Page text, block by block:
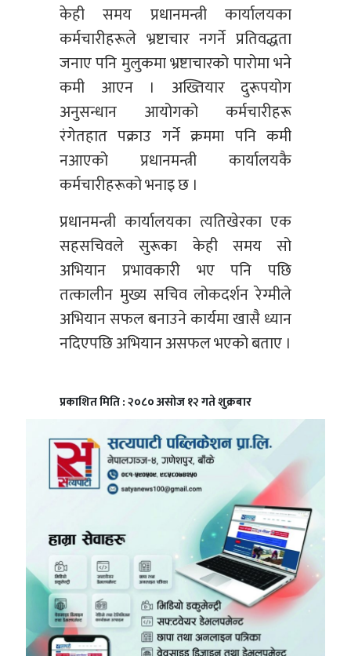
केही समय प्रधानमन्त्री कार्यालयका
कर्मचारीहरूले भ्रष्टाचार नगर्ने प्रतिवद्धता
जनाए पनि मुलुकमा भ्रष्टाचारको पारोमा भने
कमी आएन । अख्तियार दुरूपयोग
अनुसन्धान आयोगको कर्मचारीहरू
रंगेतहात पक्राउ गर्ने क्रममा पनि कमी
नआएको प्रधानमन्त्री कार्यालयकै
कर्मचारीहरूको भनाइ छ ।
प्रधानमन्त्री कार्यालयका त्यतिखेरका एक
सहसचिवले सुरूका केही समय सो
अभियान प्रभावकारी भए पनि पछि
तत्कालीन मुख्य सचिव लोकदर्शन रेग्मीले
अभियान सफल बनाउने कार्यमा खासै ध्यान
नदिएपछि अभियान असफल भएको बताए ।
प्रकाशित मिति : २०८० असोज १२ गते शुक्रबार